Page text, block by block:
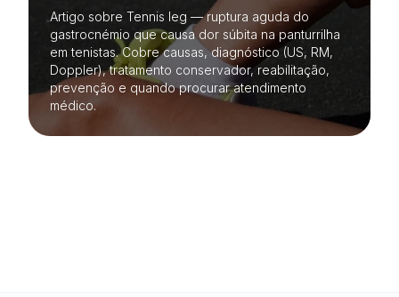
Artigo sobre Tennis leg — ruptura aguda do
gastrocnémio que causa dor súbita na panturrilha
em tenistas. Cobre causas, diagnóstico (US, RM,
Doppler), tratamento conservador, reabilitação,
prevenção e quando procurar atendimento
médico.